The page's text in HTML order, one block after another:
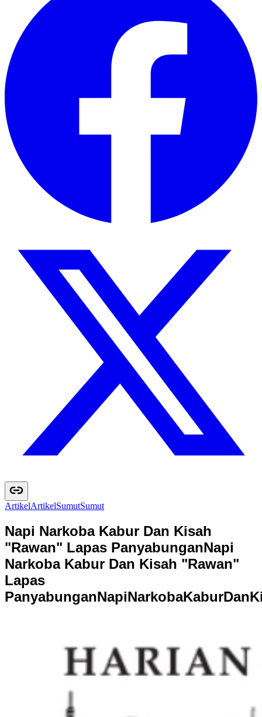
ArtikelArtikelSumutSumut
Napi Narkoba Kabur Dan Kisah
"Rawan" Lapas PanyabunganNapi
Narkoba Kabur Dan Kisah "Rawan"
Lapas
PanyabunganNapiNarkobaKaburDanK